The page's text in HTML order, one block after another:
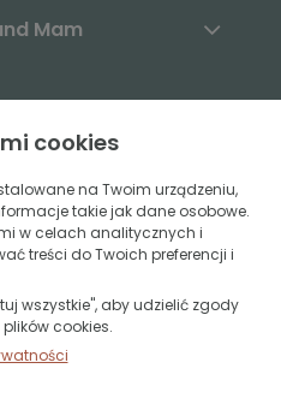
Mam
003 904
nas:
cookies
na Twoim urządzeniu,
takie jak dane osobowe.
w celach analitycznych i
treści do Twoich preferencji i
wszystkie", aby udzielić zgody
cookies.